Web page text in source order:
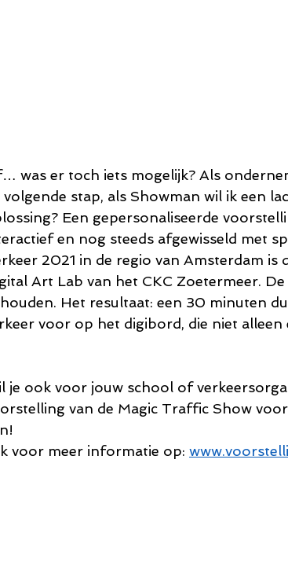
was er toch iets mogelijk? Als
volgende stap, als Showman wil ik een
Een gepersonaliseerde
en nog steeds afgewisseld met
2021 in de regio van Amsterdam
Art Lab van het CKC Zoetermeer.
Het resultaat: een 30 minuten
voor op het digibord, die niet
je ook voor jouw school of
van de Magic Traffic Show
voor meer informatie op: